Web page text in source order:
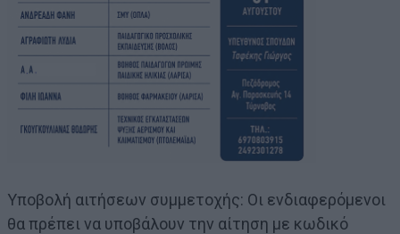
Υποβολή αιτήσεων συμμετοχής: Οι ενδιαφερόμενοι
θα πρέπει να υποβάλουν την αίτηση με κωδικό